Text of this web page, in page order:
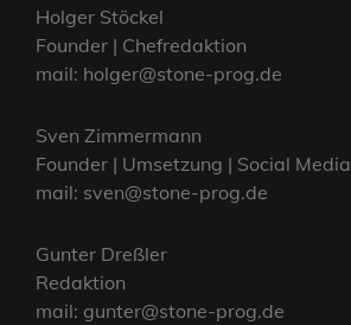
Holger Stöckel
Founder | Chefredaktion
mail: holger@stone-prog.de
Sven Zimmermann
Founder | Umsetzung | Social Media
mail: sven@stone-prog.de
Gunter Dreßler
Redaktion
mail: gunter@stone-prog.de